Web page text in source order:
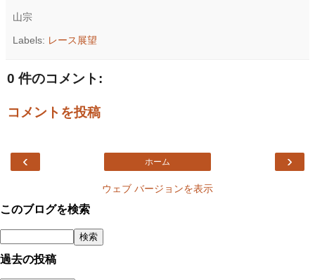
山宗
Labels: レース展望
0 件のコメント:
コメントを投稿
‹ ›
ホーム
ウェブ バージョンを表示
このブログを検索
過去の投稿